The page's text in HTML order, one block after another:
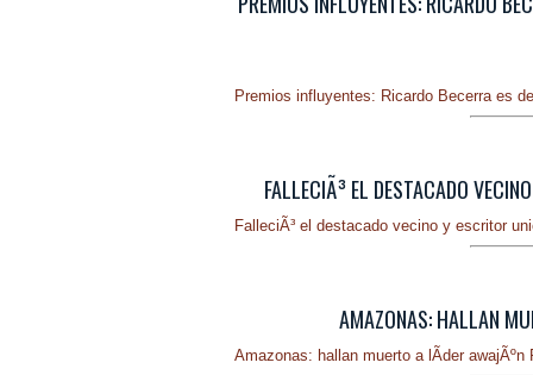
Premios influyentes: Ricardo Becerra es
FALLECIÃ³ EL DESTACADO
FalleciÃ³ el destacado vecino y escritor
AMAZONAS: HALLAN
Amazonas: hallan muerto a lÃ­der